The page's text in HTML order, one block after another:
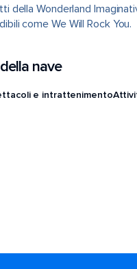
della Wonderland
come We Will Rock You.
nave
e intrattenimento